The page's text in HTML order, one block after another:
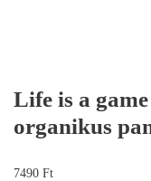
Life is a
organikus
7490 Ft